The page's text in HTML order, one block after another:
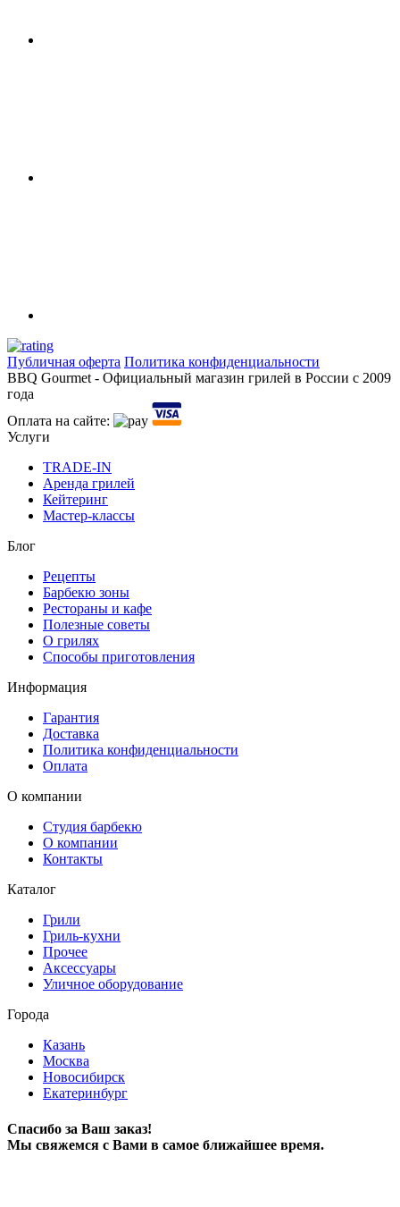
Публичная оферта Политика конфиденциальности
BBQ Gourmet - Официальный магазин грилей в России с 2009
года
Оплата на сайте:
Услуги
TRADE-IN
Аренда грилей
Кейтеринг
Мастер-классы
Блог
Рецепты
Барбекю зоны
Рестораны и кафе
Полезные советы
О грилях
Способы приготовления
Информация
Гарантия
Доставка
Политика конфиденциальности
Оплата
О компании
Студия барбекю
О компании
Контакты
Каталог
Грили
Гриль-кухни
Прочее
Аксессуары
Уличное оборудование
Города
Казань
Москва
Новосибирск
Екатеринбург
Спасибо за Ваш заказ!
Мы свяжемся с Вами в самое ближайшее время.